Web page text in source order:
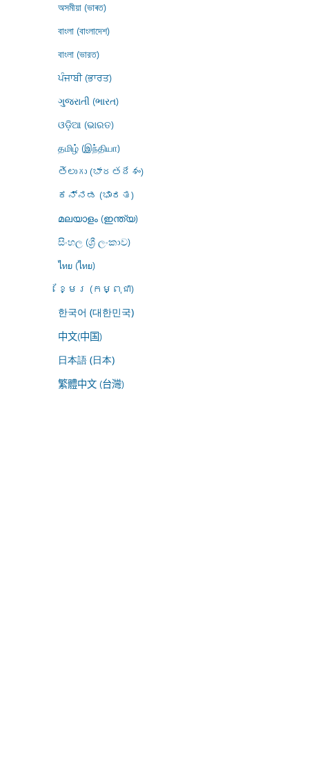
অসমীয়া (ভাৰত)
বাংলা (বাংলাদেশ)
বাংলা (ভারত)
ਪੰਜਾਬੀ (ਭਾਰਤ)
ગુજરાતી (ભારત)
ଓଡ଼ିଆ (ଭାରତ)
தமிழ் (இந்தியா)
తెలుగు (భారతదేశం)
ಕನ್ನಡ (ಭಾರತ)
മലയാളം (ഇന്ത്യ)
සිංහල (ශ්‍රී ලංකාව)
ไทย (ไทย)
ខ្មែរ (កម្ពុជា)
한국어 (대한민국)
中文(中国)
日本語 (日本)
繁體中文 (台灣)